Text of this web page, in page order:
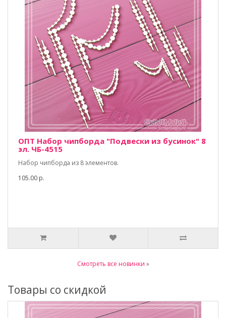
ОПТ Набор чипборда "Подвески из бусинок" 8
эл. ЧБ-4515
Набор чипборда из 8 элементов.
105.00 р.
Смотреть все новинки »
Товары со скидкой